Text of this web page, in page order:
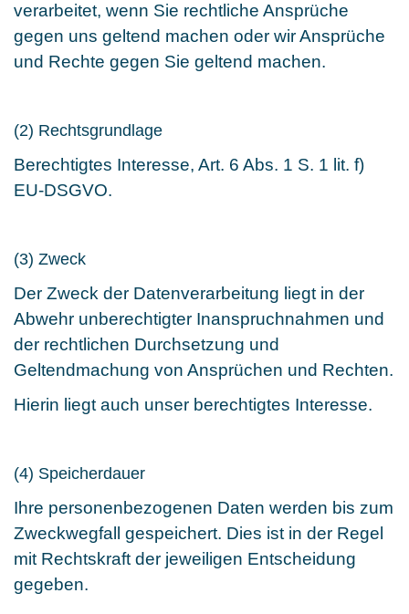
verarbeitet, wenn Sie rechtliche Ansprüche
gegen uns geltend machen oder wir Ansprüche
und Rechte gegen Sie geltend machen.
(2) Rechtsgrundlage
Berechtigtes Interesse, Art. 6 Abs. 1 S. 1 lit. f)
EU-DSGVO.
(3) Zweck
Der Zweck der Datenverarbeitung liegt in der
Abwehr unberechtigter Inanspruchnahmen und
der rechtlichen Durchsetzung und
Geltendmachung von Ansprüchen und Rechten.
Hierin liegt auch unser berechtigtes Interesse.
(4) Speicherdauer
Ihre personenbezogenen Daten werden bis zum
Zweckwegfall gespeichert. Dies ist in der Regel
mit Rechtskraft der jeweiligen Entscheidung
gegeben.